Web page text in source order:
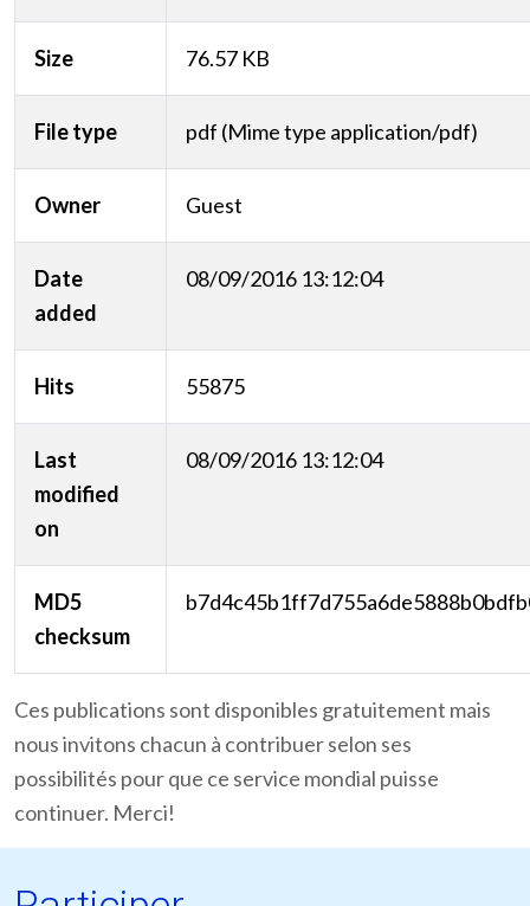
Size 76.57 KB
File type pdf (Mime type application/pdf)
Owner Guest
Date
added
08/09/2016 13:12:04
Hits 55875
Last
modified
on
08/09/2016 13:12:04
MD5
checksum
Ces publications sont disponibles gratuitement mais
nous invitons chacun à contribuer selon ses
possibilités pour que ce service mondial puisse
continuer. Merci!